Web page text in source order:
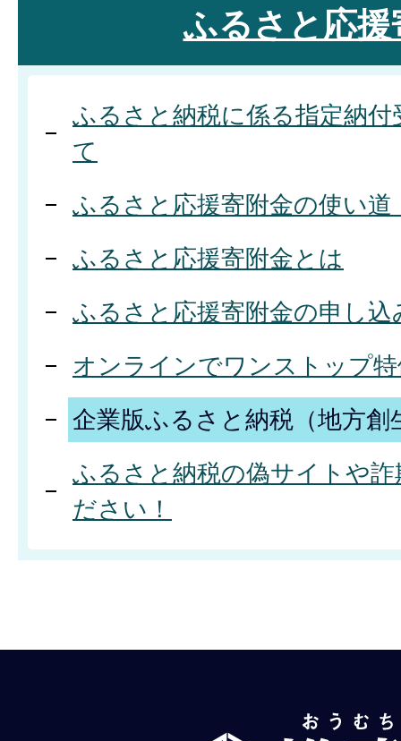
ふるさと応援
ふるさと納税に係る指定納
て
ふるさと応援寄附金の使い道
ふるさと応援寄附金とは
ふるさと応援寄附金の申し
オンラインでワンストップ
企業版ふるさと納税（地方創
ふるさと納税の偽サイトや
ださい！